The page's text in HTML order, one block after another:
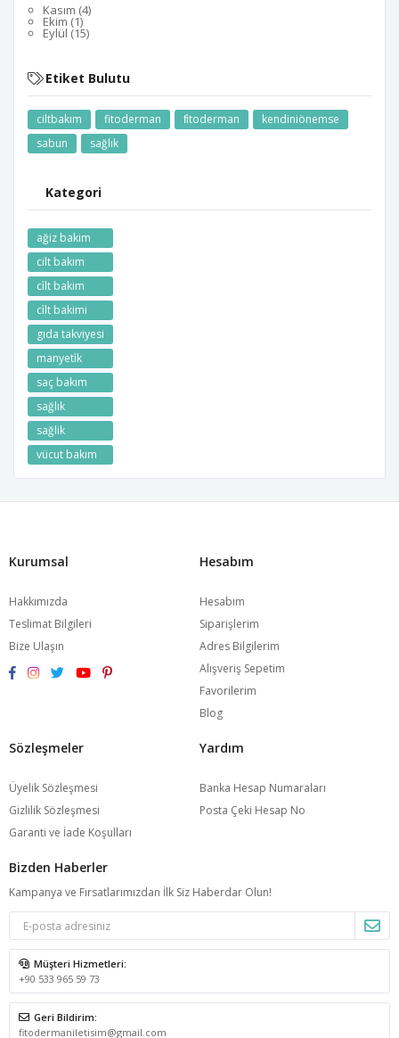
Kasım (4)
Ekim (1)
Eylül (15)
Etiket Bulutu
ciltbakım fitoderman fi̇toderman
kendiniönemse
sabun
sağlık
Kategori
ağiz bakim
cilt bakım
ci̇lt bakim
ci̇lt bakimi
gıda takviyesi
manyeti̇k
saç bakım
sağlık
sağlik
vücut bakım
Kurumsal
Hakkımızda
Teslimat Bilgileri
Bize Ulaşın
Hesabım
Hesabım
Siparişlerim
Adres Bilgilerim
Alışveriş Sepetim
Favorilerim
Blog
Sözleşmeler
Üyelik Sözleşmesi
Gizlilik Sözleşmesi
Garanti ve İade Koşulları
Yardım
Banka Hesap Numaraları
Posta Çeki Hesap No
Bizden Haberler
Kampanya ve Fırsatlarımızdan İlk Siz Haberdar Olun!
Müşteri Hizmetleri:
+90 533 965 59 73
Geri Bildirim:
fitodermaniletisim@gmail.com